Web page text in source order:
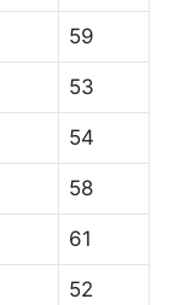
59
53
54
58
61
52